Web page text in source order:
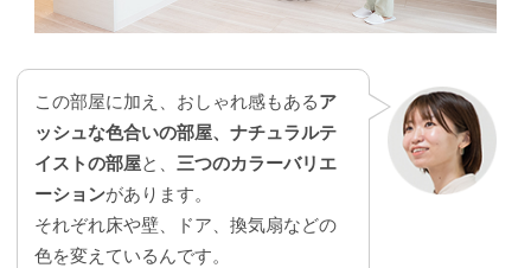
この部屋に加え、おしゃれ感もあるア
ッシュな色合いの部屋、ナチュラルテ
イストの部屋と、 三つのカラーバリエ
ーションがあります。
それぞれ床や壁、ドア、換気扇などの
色を変えているんです。